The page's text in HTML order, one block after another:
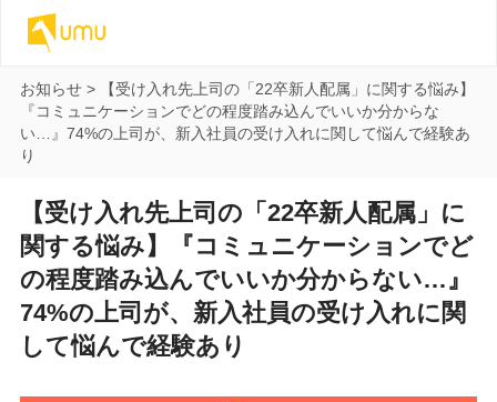
お知らせ>
【受け入れ先上司の「22卒新人配属」に関する悩み】
『コミュニケーションでどの程度踏み込んでいいか分からな
い…』74%の上司が、新入社員の受け入れに関して悩んで経験あ
り
【受け入れ先上司の「22卒新人配属」に
関する悩み】『コミュニケーションでど
の程度踏み込んでいいか分からない…』
74%の上司が、新入社員の受け入れに関
して悩んで経験あり